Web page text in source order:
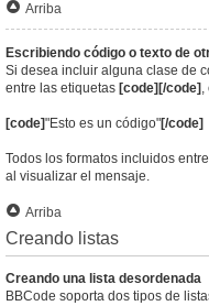
Arriba
Escribiendo código o texto de
Si desea incluir alguna clase de
entre las etiquetas [code][/code] ,
[code]"Esto es un código"[/code]
Todos los formatos incluidos
al visualizar el mensaje.
Arriba
Creando listas
Creando una lista desordenada
BBCode soporta dos tipos de